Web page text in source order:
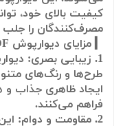
کیفیت بالای خود،
مصرف‌کنندگان را جلب
▎ مزایای دیوارپوش MDF
طرح‌ها و رنگ‌های
ایجاد ظاهری جذاب و
فراهم می‌کنند.
2. مقاومت و دوام: